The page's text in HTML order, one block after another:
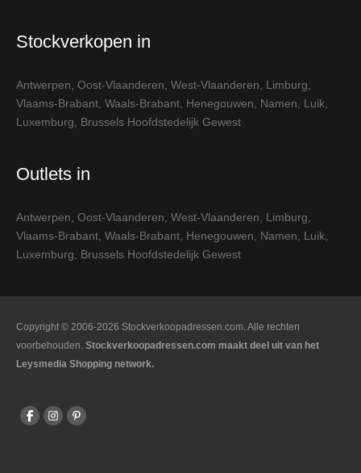
Stockverkopen in
Antwerpen Oost-Vlaanderen West-Vlaanderen Limburg
Vlaams-Brabant Waals-Brabant Henegouwen Namen Luik
Luxemburg
Brussels Hoofdstedelijk Gewest
Outlets in
Antwerpen Oost-Vlaanderen West-Vlaanderen Limburg
Vlaams-Brabant Waals-Brabant Henegouwen Namen Luik
Luxemburg
Brussels Hoofdstedelijk Gewest
Copyright © 2006-2026 Stockverkoopadressen.com. Alle rechten
voorbehouden. Stockverkoopadressen.com maakt deel uit van het
Leysmedia Shopping network.